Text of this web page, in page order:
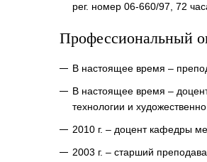
рег. номер 06-660/97, 72
Профессиональный
В настоящее время –
В настоящее время –
технологии и
2010 г. – доцент кафедры
2003 г. – старший